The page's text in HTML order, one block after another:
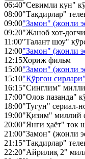
06:40"Севимли кун"
08:00"Тақдирлар"
09:00"Замон" (жонли
09:20"Жаноб хот-
11:00"Талант шоу"
12:00"Замон" (жонли
12:15Хориж фильм
15:00"Замон" (жонли
15:10"Қўрғон
16:15"Синглим"
17:00"Олов пазанда"
18:00"Тугун" сериал-
19:00"Қизим" миллий
20:00"Янги ҳаёт" ток
21:00"Замон" (жонли
21:15"Тақдирлар"
22:20"Айрилиқ 2"